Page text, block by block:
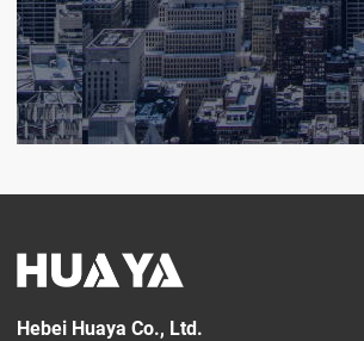
Hebei Huaya Co., Ltd.